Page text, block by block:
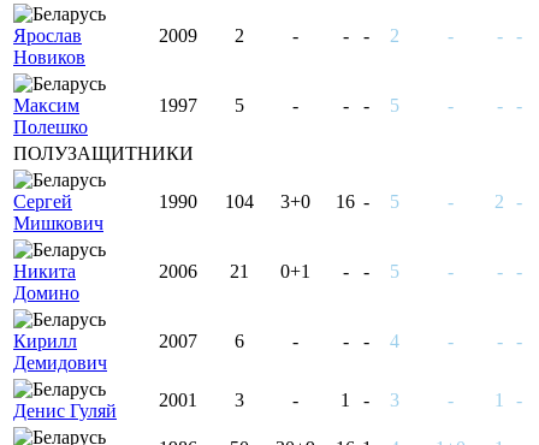
Ярослав
Новиков
2009 2 - - - 2 - - -
Максим
Полешко
1997 5 - - - 5 - - -
ПОЛУЗАЩИТНИКИ
Сергей
Мишкович
1990 104 3+0 16 - 5 - 2 -
Никита
Домино
2006 21 0+1 - - 5 - - -
Кирилл
Демидович
2007 6 - - - 4 - - -
Денис Гуляй
2001 3 - 1 - 3 - 1 -